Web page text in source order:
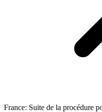
France: Suite de la procédure